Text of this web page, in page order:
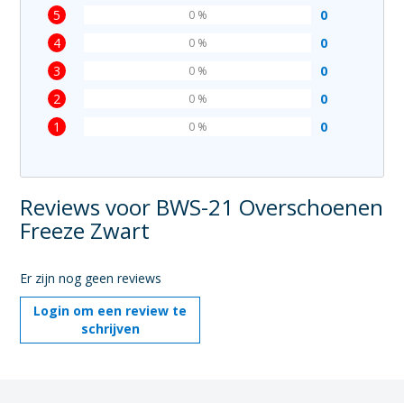
5 0
0 %
4 0
0 %
3 0
0 %
2 0
0 %
1 0
0 %
Reviews voor BWS-21 Overschoenen
Freeze Zwart
Er zijn nog geen reviews
Login om een review te
schrijven